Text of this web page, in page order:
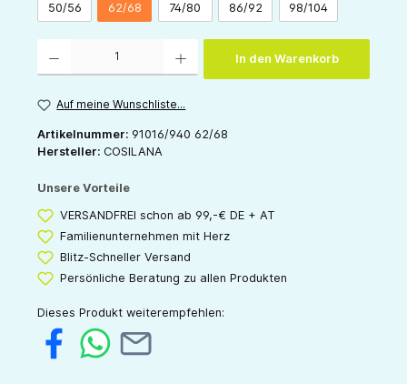
50/56 62/68 74/80 86/92 98/104
In den Warenkorb
Auf meine Wunschliste...
Artikelnummer: 91016/940 62/68
Hersteller: COSILANA
Unsere Vorteile
VERSANDFREI schon ab 99,-€ DE + AT
Familienunternehmen mit Herz
Blitz-Schneller Versand
Persönliche Beratung zu allen Produkten
Dieses Produkt weiterempfehlen: